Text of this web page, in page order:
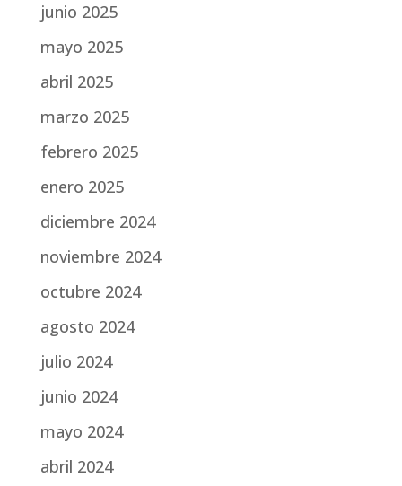
junio 2025
mayo 2025
abril 2025
marzo 2025
febrero 2025
enero 2025
diciembre 2024
noviembre 2024
octubre 2024
agosto 2024
julio 2024
junio 2024
mayo 2024
abril 2024